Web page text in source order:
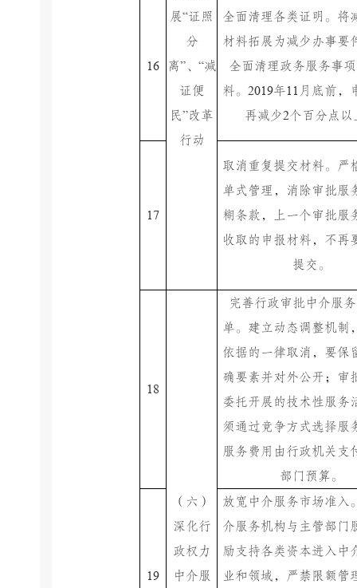
展“证照
分
离”、 “减
证便
民”改革
行动
16
全面清理各类证明。将
材料拓展为减少办事要
全面清理政务服务事
料。 2019年11 月底前，
再减少2个百分点以
17
取消重复提交材料。严
单式管理，消除审批服
糊条款，上一个审批服
收取的申报材料，不再
提交。
18
（六）
深化行
政权力
中介服
完善行政审批中介服
单。建立动态调整机制
依据的一律取消，要保
确要素并对外公开；审
委托开展的技术性服务
须通过竞争方式选择服
服务费用由行政机关支
部门预算。
19
放宽中介服务市场准入
介服务机构与主管部门
励支持各类资本进入中
业和领域，严禁限额管